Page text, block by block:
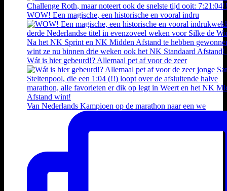
WOW! Een magische, een historische en vooral indru
Wát is hier gebeurd!? Allemaal pet af voor de zeer
Van Nederlands Kampioen op de marathon naar een we